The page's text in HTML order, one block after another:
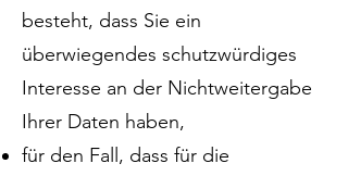
besteht, dass Sie ein
überwiegendes schutzwürdiges
Interesse an der Nichtweitergabe
Ihrer Daten haben,
für den Fall, dass für die